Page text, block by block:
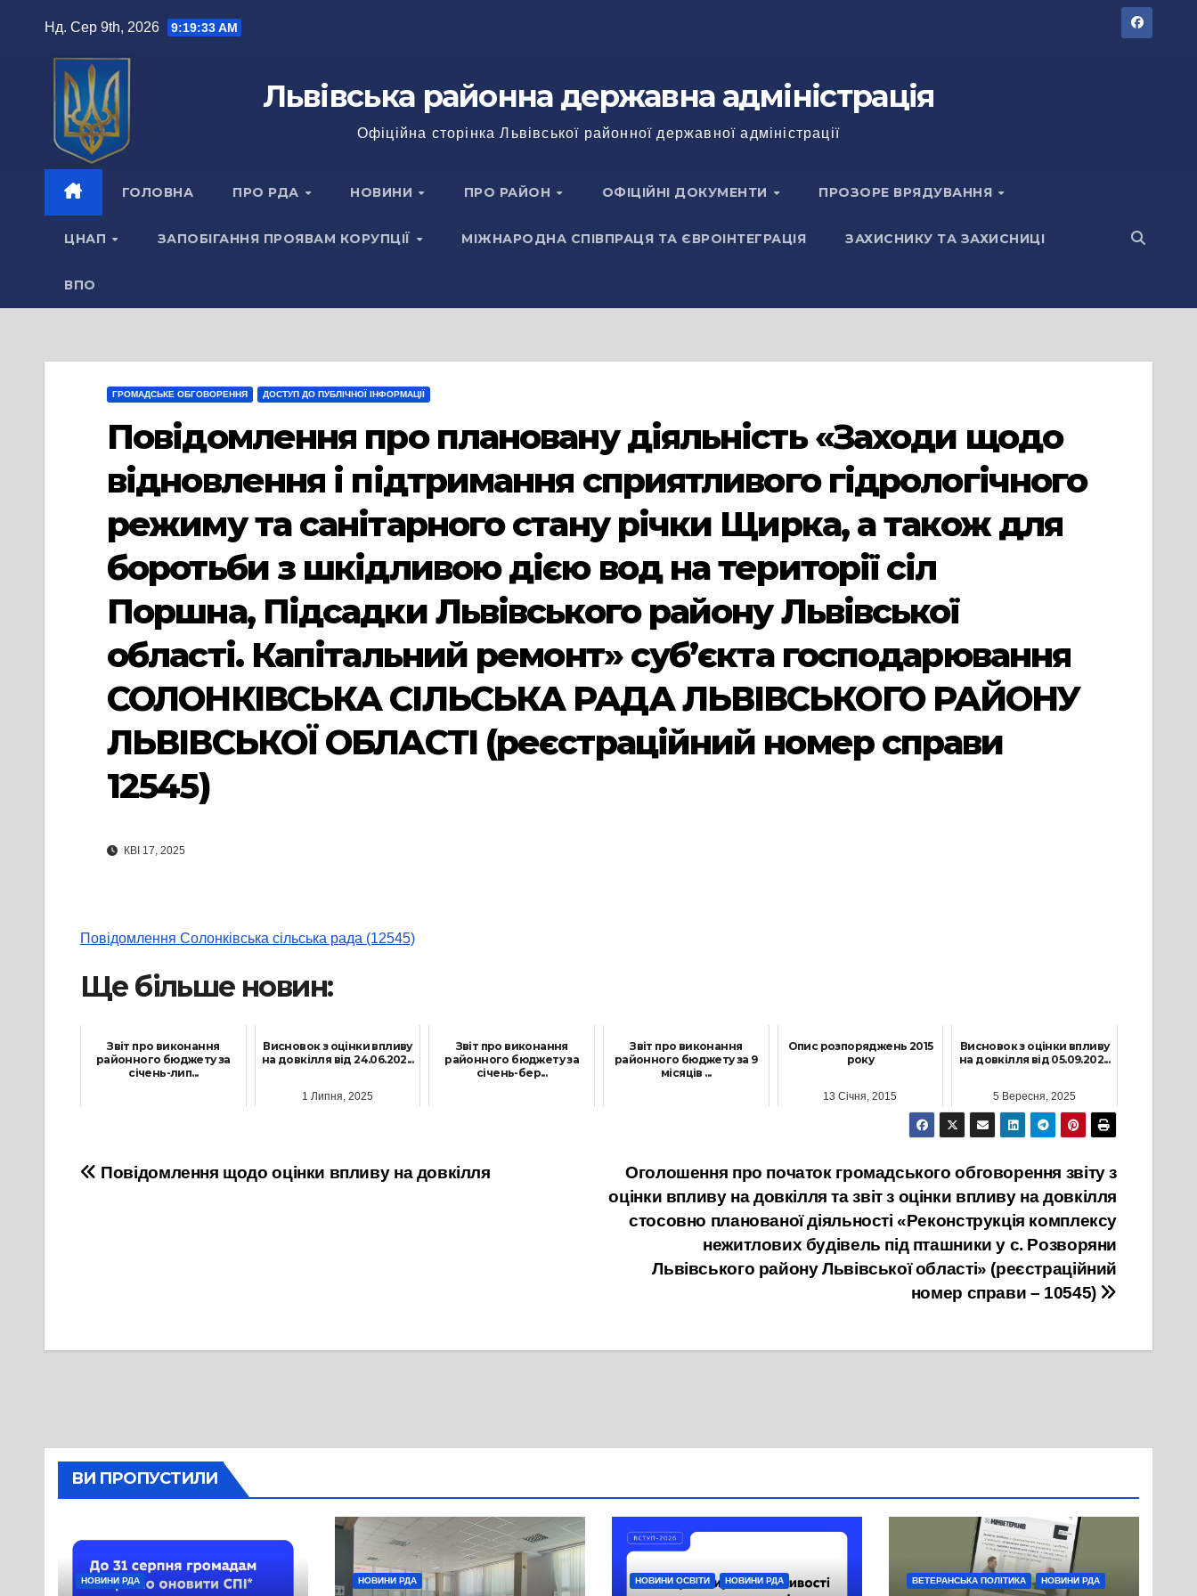
Нд. Сер 9th, 2026 9:19:33 AM
Львівська районна державна адміністрація
Офіційна сторінка Львівської районної державної адміністрації
ГОЛОВНА ПРО РДА НОВИНИ ПРО РАЙОН ОФІЦІЙНІ ДОКУМЕНТИ ПРОЗОРЕ ВРЯДУВАННЯ
ЦНАП ЗАПОБІГАННЯ ПРОЯВАМ КОРУПЦІЇ МІЖНАРОДНА СПІВПРАЦЯ ТА ЄВРОІНТЕГРАЦІЯ ЗАХИСНИКУ ТА ЗАХИСНИЦІ
ВПО
ГРОМАДСЬКЕ ОБГОВОРЕННЯ ДОСТУП ДО ПУБЛІЧНОЇ ІНФОРМАЦІЇ
Повідомлення про плановану діяльність «Заходи щодо
відновлення і підтримання сприятливого гідрологічного
режиму та санітарного стану річки Щирка, а також для
боротьби з шкідливою дією вод на території сіл
Поршна, Підсадки Львівського району Львівської
області. Капітальний ремонт» суб’єкта господарювання
СОЛОНКІВСЬКА СІЛЬСЬКА РАДА ЛЬВІВСЬКОГО РАЙОНУ
ЛЬВІВСЬКОЇ ОБЛАСТІ (реєстраційний номер справи
12545)
КВІ 17, 2025
Повідомлення Солонківська сільська рада (12545)
Ще більше новин:
Звіт про виконання
районного бюджету за
січень-лип...
Висновок з оцінки впливу
на довкілля від 24.06.202...
1 Липня, 2025
Звіт про виконання
районного бюджету за
січень-бер...
Звіт про виконання
районного бюджету за 9
місяців ...
Опис розпоряджень 2015
року
13 Січня, 2015
Висновок з оцінки впливу
на довкілля від 05.09.202...
5 Вересня, 2025
Навігація
Оголошення про початок громадського обговорення звіту з
оцінки впливу на довкілля та звіт з оцінки впливу на довкілля
стосовно планованої діяльності «Реконструкція комплексу
нежитлових будівель під пташники у с. Розворяни
Львівського району Львівської області» (реєстраційний
номер справи – 10545)
Повідомлення щодо оцінки впливу на довкілля
ВИ ПРОПУСТИЛИ
НОВИНИ РДА НОВИНИ РДА НОВИНИ ОСВІТИ НОВИНИ РДА ВЕТЕРАНСЬКА ПОЛІТИКА НОВИНИ РДА